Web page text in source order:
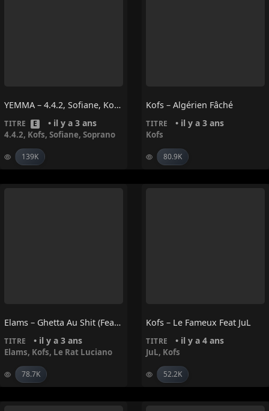
YEMMA – 4.4.2, Sofiane, Kofs, Soprano
TITRE E • il y a 3 ans
4.4.2, Kofs, Sofiane, Soprano
139K
Kofs – Algérien Fâché
TITRE • il y a 3 ans
Kofs
80.9K
Elams – Ghetta Au Shit (feat. Kofs & Le Rat Luciano)
TITRE • il y a 3 ans
Elams, Kofs, Le Rat Luciano
78.7K
Kofs – Le Fameux Feat JuL
TITRE • il y a 4 ans
JuL, Kofs
52.2K